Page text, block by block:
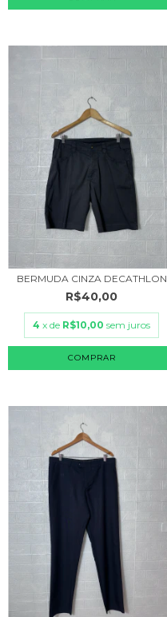
BERMUDA CINZA DECATHLON
R$40,00
4 x de R$10,00 sem juros
COMPRAR